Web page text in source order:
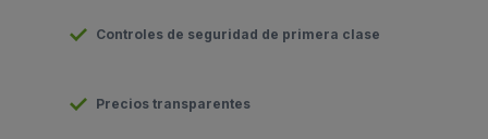
Controles de seguridad de primera clase
Precios transparentes